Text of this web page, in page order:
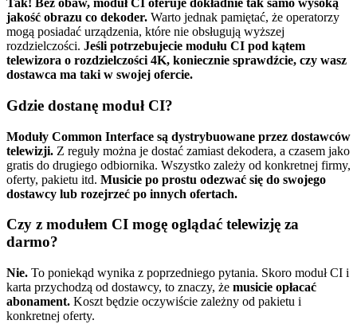
Tak! Bez obaw, moduł CI oferuje dokładnie tak samo wysoką
jakość obrazu co dekoder. Warto jednak pamiętać, że operatorzy
mogą posiadać urządzenia, które nie obsługują wyższej
rozdzielczości. Jeśli potrzebujecie modułu CI pod kątem
telewizora o rozdzielczości 4K, koniecznie sprawdźcie, czy wasz
dostawca ma taki w swojej ofercie.
Gdzie dostanę moduł CI?
Moduły Common Interface są dystrybuowane przez dostawców
telewizji. Z reguły można je dostać zamiast dekodera, a czasem jako
gratis do drugiego odbiornika. Wszystko zależy od konkretnej firmy,
oferty, pakietu itd. Musicie po prostu odezwać się do swojego
dostawcy lub rozejrzeć po innych ofertach.
Czy z modułem CI mogę oglądać telewizję za
darmo?
Nie. To poniekąd wynika z poprzedniego pytania. Skoro moduł CI i
karta przychodzą od dostawcy, to znaczy, że musicie opłacać
abonament. Koszt będzie oczywiście zależny od pakietu i
konkretnej oferty.